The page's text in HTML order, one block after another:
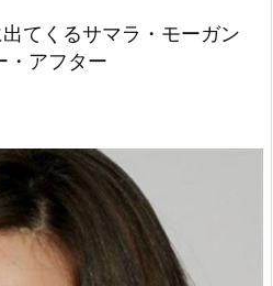
てくるサマラ・モーガン
・アフター